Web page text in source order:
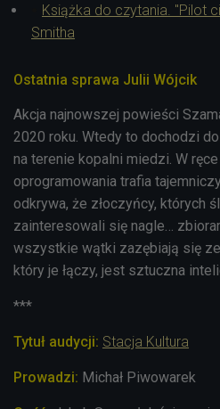
Książka do czytania. "Pilot
Smitha
Ostatnia sprawa Julii Wójcik
Akcja najnowszej powieści
2020 roku. Wtedy to dochodzi
na terenie kopalni miedzi. W
oprogramowania trafia
odkrywa, że złoczyńcy, których
zainteresowali się nagle…
wszystkie wątki zazębiają się
który je łączy, jest sztuczna
***
Tytuł audycji: Stacja Kultura
Prowadzi: Michał Piwowarek